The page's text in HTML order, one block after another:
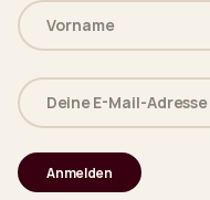
Name
(erforderlich)
Deine
E-
Mail-
(erforderlich)